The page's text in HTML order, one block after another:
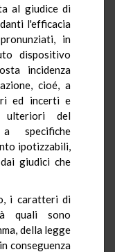
al giudice di
l'efficacia
in
dispositivo
incidenza
cioé, a
ed incerti e
ulteriori del
a specifiche
ipotizzabili,
giudici che
i caratteri di
quali sono
della legge
conseguenza